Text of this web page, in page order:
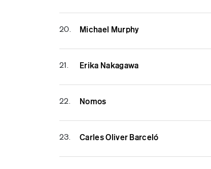
20. Michael Murphy
21. Erika Nakagawa
22. Nomos
23. Carles Oliver Barceló